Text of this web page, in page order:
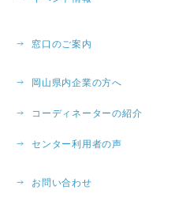
窓口のご案内
岡山県内企業の方へ
コーディネーターの紹介
センター利用者の声
お問い合わせ